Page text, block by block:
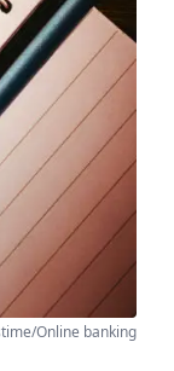
Online banking